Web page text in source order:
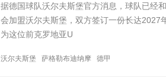
据德国球队沃尔夫斯堡官方消息，球队已经
会加盟沃尔夫斯堡，双方签订一份长达2027
为这位前克罗地亚U
沃尔夫斯堡 萨格勒布迪纳摩 德甲